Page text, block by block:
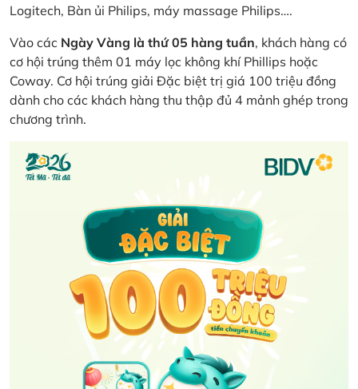
Logitech, Bàn ủi Philips, máy massage Philips….
Vào các Ngày Vàng là thứ 05 hàng tuần, khách hàng có
cơ hội trúng thêm 01 máy lọc không khí Phillips hoặc
Coway. Cơ hội trúng giải Đặc biệt trị giá 100 triệu đồng
dành cho các khách hàng thu thập đủ 4 mảnh ghép trong
chương trình.